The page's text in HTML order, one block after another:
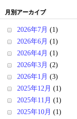
月別アーカイブ
2026年7月 (1)
2026年6月 (1)
2026年4月 (1)
2026年3月 (2)
2026年1月 (3)
2025年12月 (1)
2025年11月 (1)
2025年10月 (1)